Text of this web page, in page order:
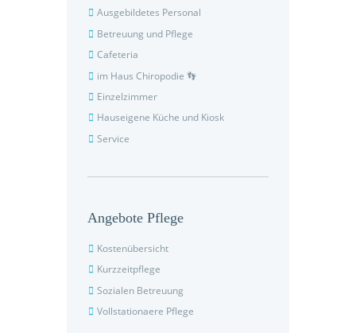
Ausgebildetes Personal
Betreuung und Pflege
Cafeteria
im Haus Chiropodie 👣
Einzelzimmer
Hauseigene Küche und Kiosk
Service
Angebote Pflege
Kostenübersicht
Kurzzeitpflege
Sozialen Betreuung
Vollstationaere Pflege